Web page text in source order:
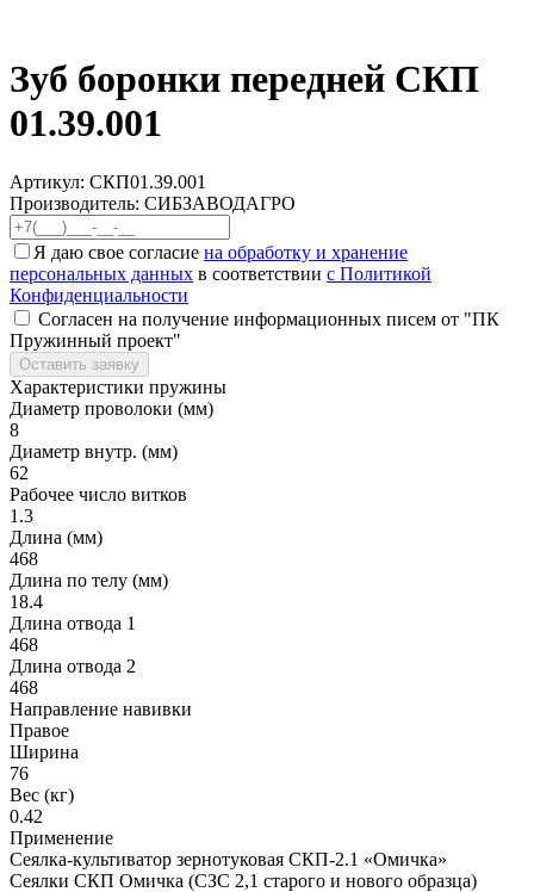
Зуб боронки передней СКП
01.39.001
Артикул: СКП01.39.001
Производитель: СИБЗАВОДАГРО
Я даю свое согласие на обработку и хранение
персональных данных в соответствии с Политикой
Конфиденциальности
Согласен на получение информационных писем от "ПК
Пружинный проект"
Оставить заявку
Характеристики пружины
Диаметр проволоки (мм)
8
Диаметр внутр. (мм)
62
Рабочее число витков
1.3
Длина (мм)
468
Длина по телу (мм)
18.4
Длина отвода 1
468
Длина отвода 2
468
Направление навивки
Правое
Ширина
76
Вес (кг)
0.42
Применение
Сеялка-культиватор зернотуковая СКП-2.1 «Омичка»
Сеялки СКП Омичка (СЗС 2,1 старого и нового образца)